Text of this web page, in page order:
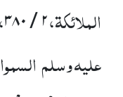
الملائکۃ،۲ / ۳۸۰
علیہ وسلم